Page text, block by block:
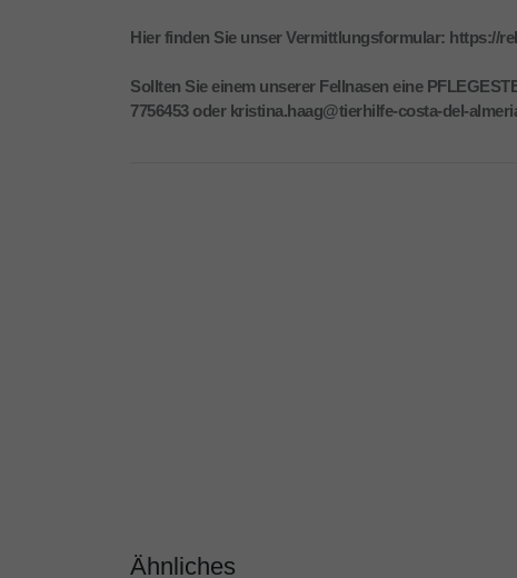
Hier finden Sie unser Vermittlungsformular: https://
Sollten Sie einem unserer Fellnasen eine
7756453 oder kristina.haag@tierhilfe-costa-del-
Ähnliches